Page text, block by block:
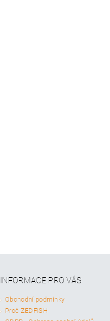
INFORMACE PRO VÁS
Obchodní podmínky
Proč ZEDFISH